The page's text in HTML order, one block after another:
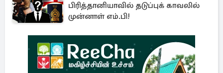
பிரித்தானியாவில் தடுப்புக் காவலில்
முன்னாள் எம்.பி!